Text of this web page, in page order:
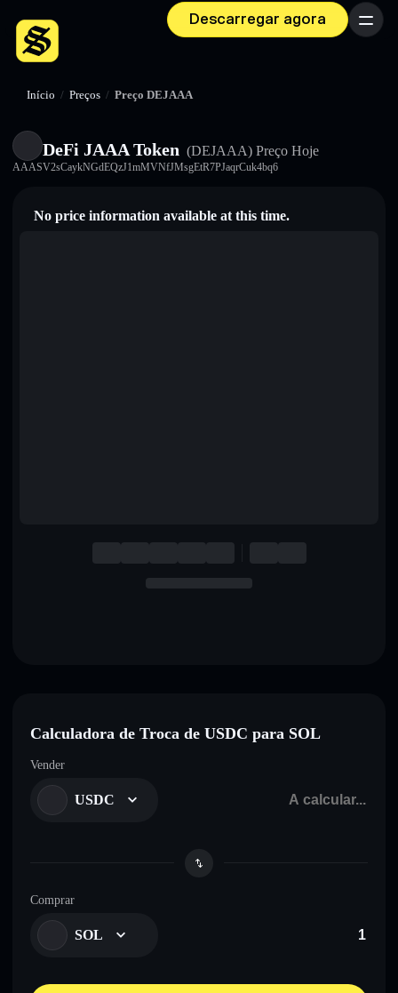
Descarregar agora Menu
Início / Preços / Preço DEJAAA
DeFi JAAA Token (DEJAAA) Preço Hoje
AAASV2sCaykNGdEQzJ1mMVNfJMsgEtR7PJaqrCuk4bq6
No price information available at this time.
Calculadora de Troca de USDC para SOL
Vender
USDC
Comprar
SOL